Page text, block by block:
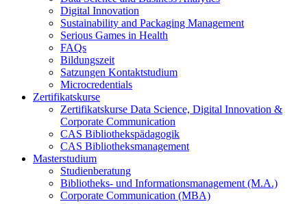
Digital Innovation
Sustainability and Packaging Management
Serious Games in Health
FAQs
Bildungszeit
Satzungen Kontaktstudium
Microcredentials
Zertifikatskurse
Zertifikatskurse Data Science, Digital Innovation &
Corporate Communication
CAS Bibliothekspädagogik
CAS Bibliotheksmanagement
Masterstudium
Studienberatung
Bibliotheks- und Informationsmanagement (M.A.)
Corporate Communication (MBA)